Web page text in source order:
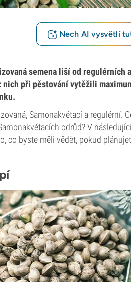
Nech AI vysvětlí
semena liší od regulérních a
při pěstování vytěžili
Samonakvétací a regulérní.
odrůd? V
co byste měli vědět, pokud